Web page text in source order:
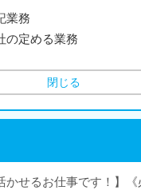
業務
の定める業務
閉じる
かせるお仕事です！】